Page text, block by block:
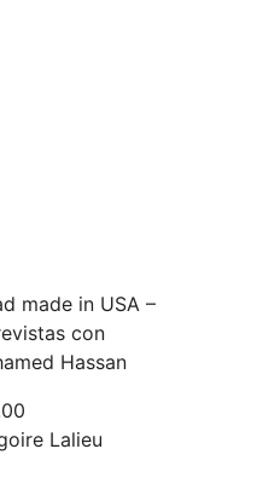
made in USA –
con
Hassan
Lalieu